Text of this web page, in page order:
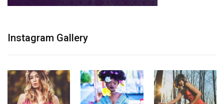
Instagram Gallery